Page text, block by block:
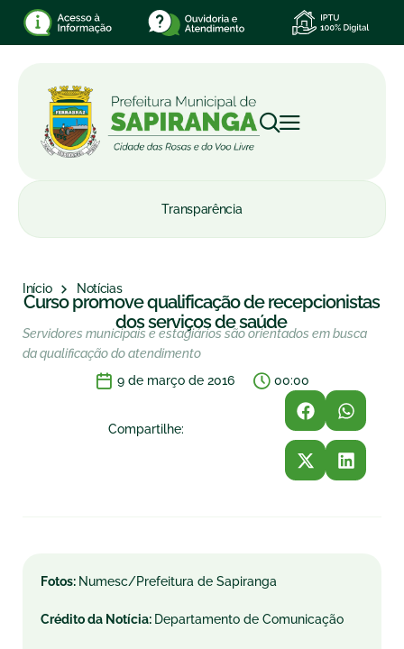
Transparência
Início Notícias
Curso promove qualificação de recepcionistas
dos serviços de saúde
Servidores municipais e estagiários são orientados em busca
da qualificação do atendimento
9 de março de 2016
00:00
Compartilhe:
Fotos: Numesc/Prefeitura de Sapiranga
Crédito da Notícia: Departamento de Comunicação